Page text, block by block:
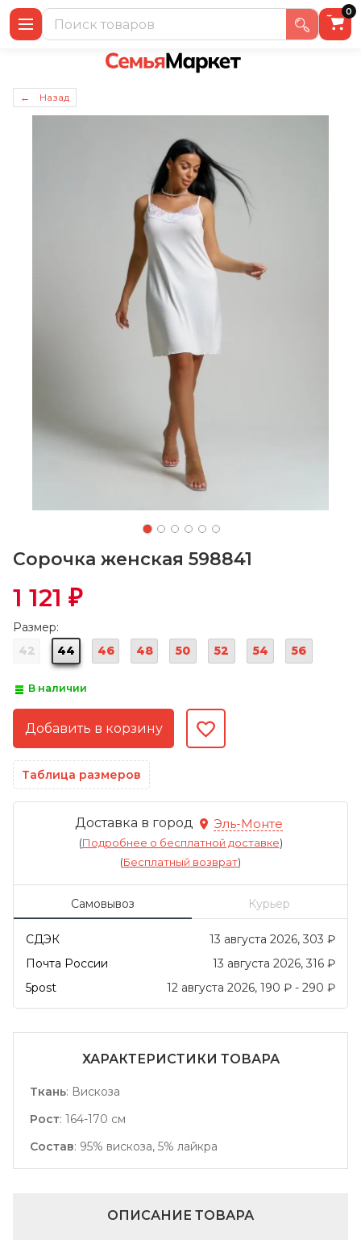
0
← Назад
Сорочка женская 598841
1 121 ₽
Размер:
42
44 46 48 50 52 54 56
В наличии
Таблица размеров
Доставка в город Эль-Монте
(Подробнее о бесплатной доставке)
(Бесплатный возврат)
Самовывоз Курьер
СДЭК 13 августа 2026 303 ₽
Почта России
13 августа 2026 316 ₽
5post
12 августа 2026 190 ₽ - 290 ₽
ХАРАКТЕРИСТИКИ ТОВАРА
Ткань: Вискоза
Рост: 164-170 см
Состав: 95% вискоза, 5% лайкра
ОПИСАНИЕ ТОВАРА